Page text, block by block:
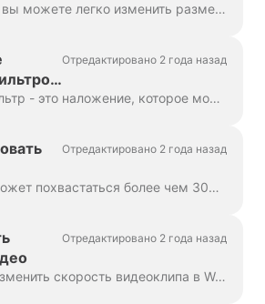
В Wave.video вы можете легко изменить размер видео в соответствии с различными соотношениями сторон. В редакторе на шаге "Изменение размера видео" вы можете выбрать новый формат для...
Отредактировано 2 года назад
Цветовой фильтр - это наложение, которое можно добавить к видео. Он полезен, когда вы хотите придать видео единообразный фирменный вид и сделать его...
Отредактировано 2 года назад
Wave.video может похвастаться более чем 300 миллионами стоковых видеоклипов и изображений, но есть также ряд функций, которые наши пользователи и сотрудники полюбили...
Отредактировано 2 года назад
Вы можете изменить скорость видеоклипа в Wave.video. Для этого перейдите на шаг "Редактировать" и выберите нужную скорость. По умолчанию скорость видео составляет ...